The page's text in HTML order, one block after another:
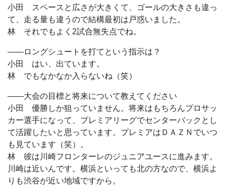
小田 スペースと広さが大きくて、ゴールの大きさも違っ
て、走る量も違うので結構最初は戸惑いました。
林 それでもよく2試合無失点でね。
――ロングシュートを打てという指示は？
小田 はい、出ています。
林 でもなかなか入らないね（笑）
――大会の目標と将来について教えてください
小田 優勝しか狙っていません。将来はもちろんプロサッ
カー選手になって、プレミアリーグでセンターバックとし
て活躍したいと思っています。プレミアはＤＡＺＮでいつ
も見ています（笑）。
林 彼は川崎フロンターレのジュニアユースに進みます。
川崎は近いんです。横浜といっても北の方なので、横浜よ
りも渋谷が近い地域ですから。